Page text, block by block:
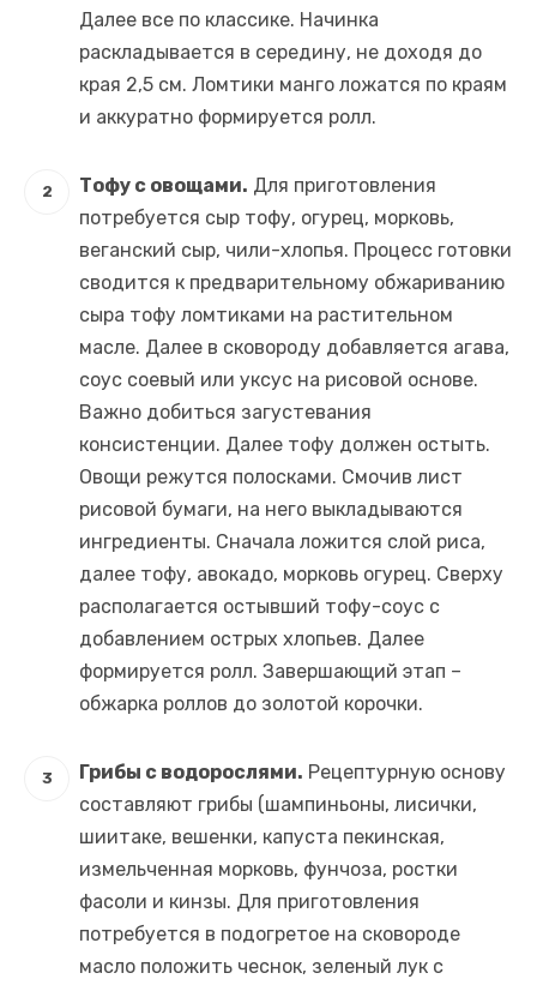
Далее все по классике. Начинка
раскладывается в середину, не доходя до
края 2,5 см. Ломтики манго ложатся по краям
и аккуратно формируется ролл.
Тофу с овощами. Для приготовления
потребуется сыр тофу, огурец, морковь,
веганский сыр, чили-хлопья. Процесс готовки
сводится к предварительному обжариванию
сыра тофу ломтиками на растительном
масле. Далее в сковороду добавляется агава,
соус соевый или уксус на рисовой основе.
Важно добиться загустевания
консистенции. Далее тофу должен остыть.
Овощи режутся полосками. Смочив лист
рисовой бумаги, на него выкладываются
ингредиенты. Сначала ложится слой риса,
далее тофу, авокадо, морковь огурец. Сверху
располагается остывший тофу-соус с
добавлением острых хлопьев. Далее
формируется ролл. Завершающий этап –
обжарка роллов до золотой корочки.
Грибы с водорослями. Рецептурную основу
составляют грибы (шампиньоны, лисички,
шиитаке, вешенки, капуста пекинская,
измельченная морковь, фунчоза, ростки
фасоли и кинзы. Для приготовления
потребуется в подогретое на сковороде
масло положить чеснок, зеленый лук с